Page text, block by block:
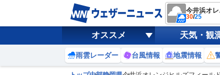
今
30/25
オススメ 天気・観
雨雲レーダー 台風情報 地震情報